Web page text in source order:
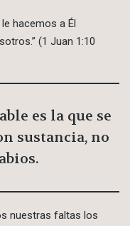
hacemos a Él
(1 Juan 1:10
es la que se
sustancia, no
nuestras faltas los